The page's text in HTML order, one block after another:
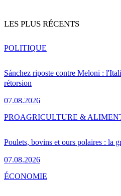
LES PLUS RÉCENTS
Sánchez riposte contre Meloni :
rétorsion
07.08.2026
POLITIQUE
Poulets, bovins et ours polaires : la
07.08.2026
PROAGRICULTURE &
ÉCONOMIE